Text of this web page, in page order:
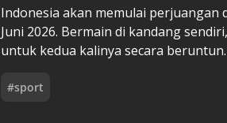
Indonesia akan memulai perjuangan
Juni 2026. Bermain di kandang
untuk kedua kalinya secara beruntun.
#sport